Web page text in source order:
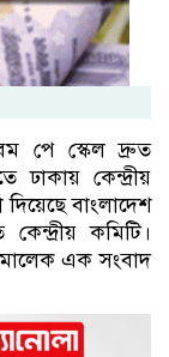
পে স্কেল দ্রুত
ঢাকায় কেন্দ্রীয়
বাংলাদেশ
কমিটি।
এক সংবাদ